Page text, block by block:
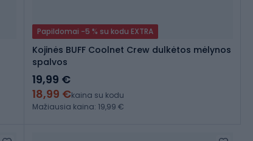
Papildomai -5 % su kodu EXTRA
Kojinės BUFF Coolnet Crew dulkėtos mėlynos
spalvos
19,99 €
18,99 €kaina su kodu
Mažiausia kaina: 19,99 €